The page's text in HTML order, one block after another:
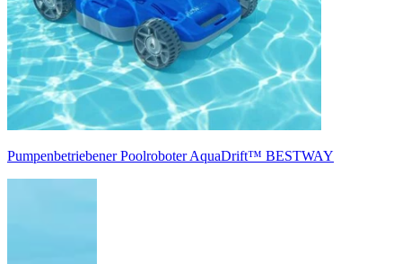
Pumpenbetriebener Poolroboter AquaDrift™ BESTWAY